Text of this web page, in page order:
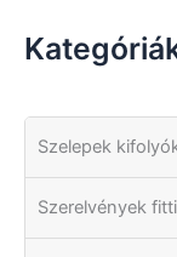
Szelepek
Szerelvények